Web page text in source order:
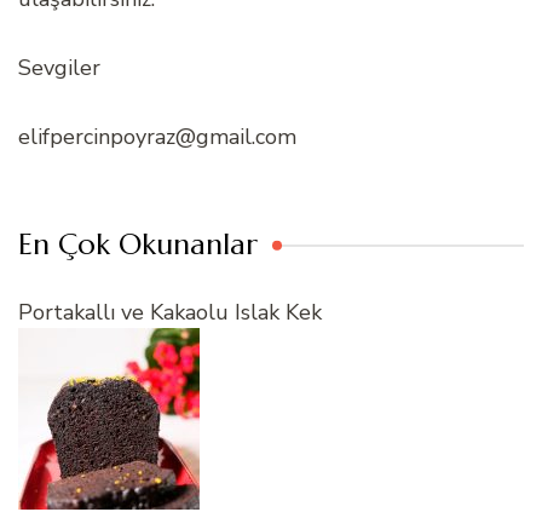
Sevgiler
elifpercinpoyraz@gmail.com
En Çok Okunanlar
Portakallı ve Kakaolu Islak Kek